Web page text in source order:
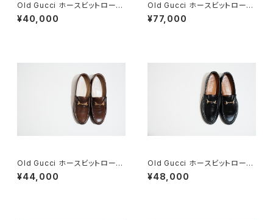
Old Gucci ホースビットローフ
ァー 4.5B スエードBK
¥40,000
Old Gucci ホースビットローフ
ァー 36C BK ラバーソール
¥77,000
Old Gucci ホースビットローフ
ァー 35C DB
¥44,000
Old Gucci ホースビットローフ
ァー 34.5C ラバー BK
¥48,000